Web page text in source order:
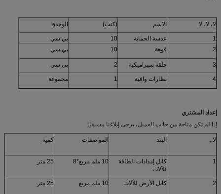
لا، لا، لا الاسم (كنت) الوحدة
1 عدسة الحماية 10
بي سي
2
فوهة 10 بي سي
3 حلقة سيراميكية 2 بي سي
4 نظارات واقية 1 مجموعة
إعداد المشتري
إذا لم تكن متاحة من جانب العميل، يرجى إبلاغنا مسبقا.
لا.. البند المواصفات كمية
1
كابل إمدادات الطاقة
للآلات
10 ملم مربع*8 25 متر
2 كابل الأرض للآلات 10 ملم مربع 25 متر